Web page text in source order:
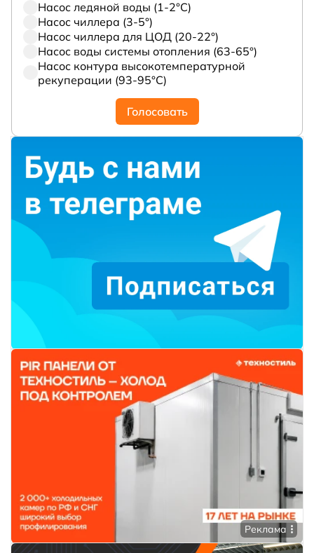
Насос ледяной воды (1-2°С)
Насос чиллера (3-5°)
Насос чиллера для ЦОД (20-22°)
Насос воды системы отопления (63-65°)
Насос контура высокотемпературной
рекуперации (93-95°С)
Голосовать
Реклама